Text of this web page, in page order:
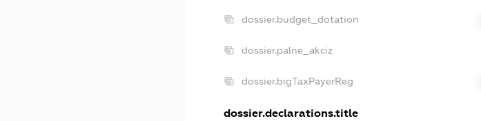
dossier.budget_dotation
dossier.palne_akciz
dossier.bigTaxPayerReg
dossier.declarations.title